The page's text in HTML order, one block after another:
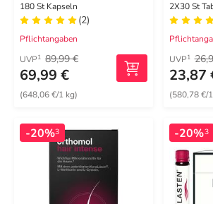
180 St Kapseln
(2)
Pflichtangaben
UVP1 89,99 €
69,99 €
(648,06 €/1 kg)
2X30 St
UVP1
23,87
(580,78 €/
-20%3 -20%3